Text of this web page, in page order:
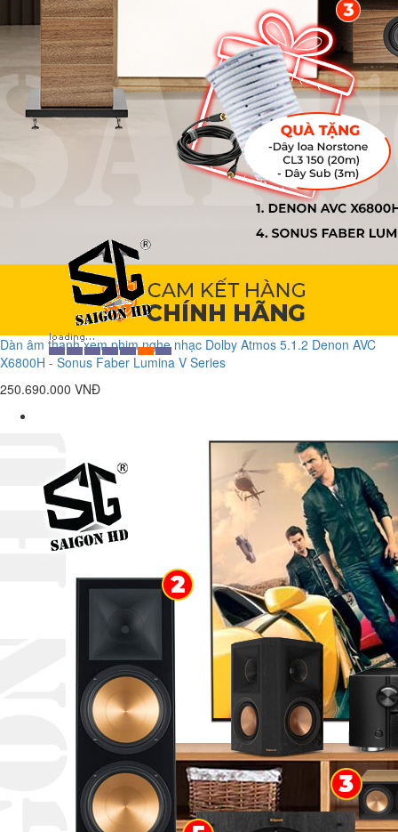
Dàn âm thanh xem phim nghe nhạc Dolby Atmos 5.1.2 Denon AVC
X6800H - Sonus Faber Lumina V Series
250.690.000 VNĐ